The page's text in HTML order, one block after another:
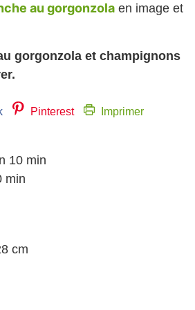
au gorgonzola en image et
gorgonzola et champignons
Pinterest Imprimer
10 minutes
min
minutes
min
cm